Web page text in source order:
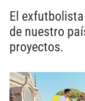
El
de nuestro
proyectos.